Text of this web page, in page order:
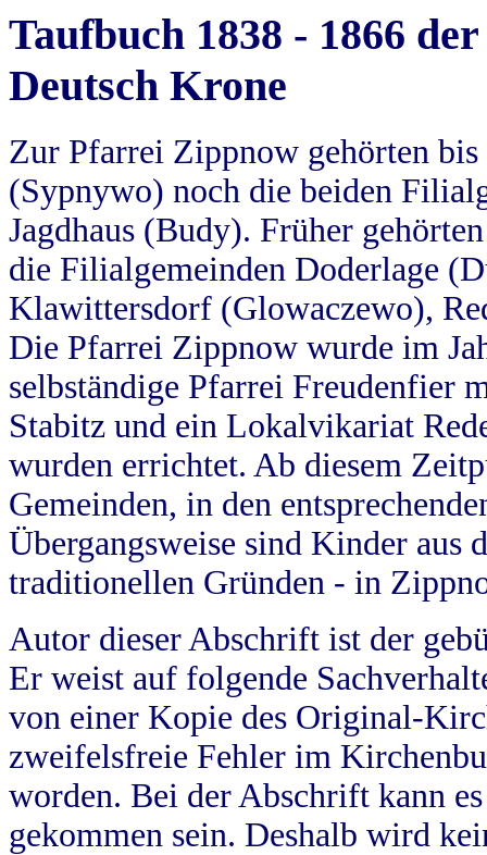
Taufbuch 1838 - 1866
Deutsch Krone
Zur Pfarrei Zippnow gehörten
(Sypnywo) noch die beiden
Jagdhaus (Budy). Früher
die Filialgemeinden Doderlage
Klawittersdorf (Glowaczewo),
Die Pfarrei Zippnow wurde im
selbständige Pfarrei Freudenfier
Stabitz und ein Lokalvikariat
wurden errichtet. Ab diesem
Gemeinden, in den
Übergangsweise sind Kinder aus
traditionellen Gründen - in
Autor dieser Abschrift ist der
Er weist auf folgende
von einer Kopie des Original-
zweifelsfreie Fehler im
worden. Bei der Abschrift kann
gekommen sein. Deshalb wird